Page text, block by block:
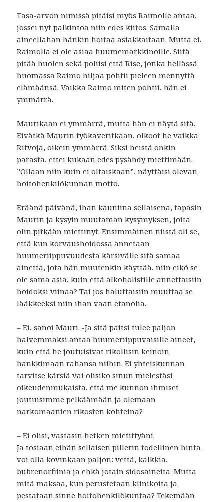
Tasa-arvon nimissä pitäisi myös Raimolle antaa,
jossei nyt palkintoa niin edes kiitos. Samalla
aineellahan hänkin hoitaa asiakkaitaan. Mutta ei.
Raimolla ei ole asiaa huumemarkkinoille. Siitä
pitää huolen sekä poliisi että Rise, jonka hellässä
huomassa Raimo hiljaa pohtii pieleen mennyttä
elämäänsä. Vaikka Raimo miten pohtii, hän ei
ymmärrä.
Maurikaan ei ymmärrä, mutta hän ei näytä sitä.
Eivätkä Maurin työkaveritkaan, olkoot he vaikka
Ritvoja, oikein ymmärrä. Siksi heistä onkin
parasta, ettei kukaan edes pysähdy miettimään.
”Ollaan niin kuin ei oltaiskaan”, näyttäisi olevan
hoitohenkilökunnan motto.
Eräänä päivänä, ihan kauniina sellaisena, tapasin
Maurin ja kysyin muutaman kysymyksen, joita
olin pitkään miettinyt. Ensimmäinen niistä oli se,
että kun korvaushoidossa annetaan
huumeriippuvuudesta kärsivälle sitä samaa
ainetta, jota hän muutenkin käyttää, niin eikö se
ole sama asia, kuin että alkoholistille annettaisiin
hoidoksi viinaa? Tai jos haluttaisiin muuttaa se
lääkkeeksi niin ihan vaan etanolia.
– Ei, sanoi Mauri. -Ja sitä paitsi tulee paljon
halvemmaksi antaa huumeriippuvaisille aineet,
kuin että he joutuisivat rikollisin keinoin
hankkimaan rahansa niihin. Ei yhteiskunnan
tarvitse kärsiä vai olisiko sinun mielestäsi
oikeudenmukaista, että me kunnon ihmiset
joutuisimme pelkäämään ja olemaan
narkomaanien rikosten kohteina?
– Ei olisi, vastasin hetken mietittyäni.
Ja tosiaan eihän sellaisen pillerin todellinen hinta
voi olla kovinkaan paljon: vettä, kalkkia,
bubrenorfiinia ja ehkä jotain sidosaineita. Mutta
mitä maksaa, kun perustetaan klinikoita ja
pestataan sinne hoitohenkilökuntaa? Tekemään